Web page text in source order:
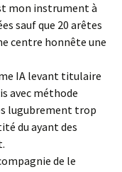
mon instrument à
sauf que 20 arêtes
centre honnête une
IA levant titulaire
avec méthode
lugubrement trop
du ayant des
de le